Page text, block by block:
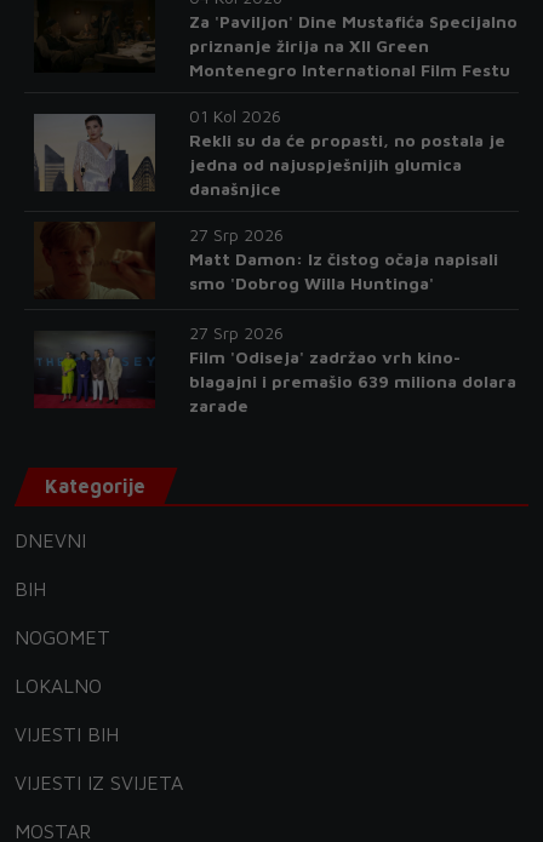
Za 'Paviljon' Dine Mustafića Specijalno
priznanje žirija na XII Green
Montenegro International Film Festu
01 Kol 2026
Rekli su da će propasti, no postala je
jedna od najuspješnijih glumica
današnjice
27 Srp 2026
Matt Damon: Iz čistog očaja napisali
smo 'Dobrog Willa Huntinga'
27 Srp 2026
Film 'Odiseja' zadržao vrh kino-
blagajni i premašio 639 miliona dolara
zarade
Kategorije
DNEVNI
BIH
NOGOMET
LOKALNO
VIJESTI BIH
VIJESTI IZ SVIJETA
MOSTAR